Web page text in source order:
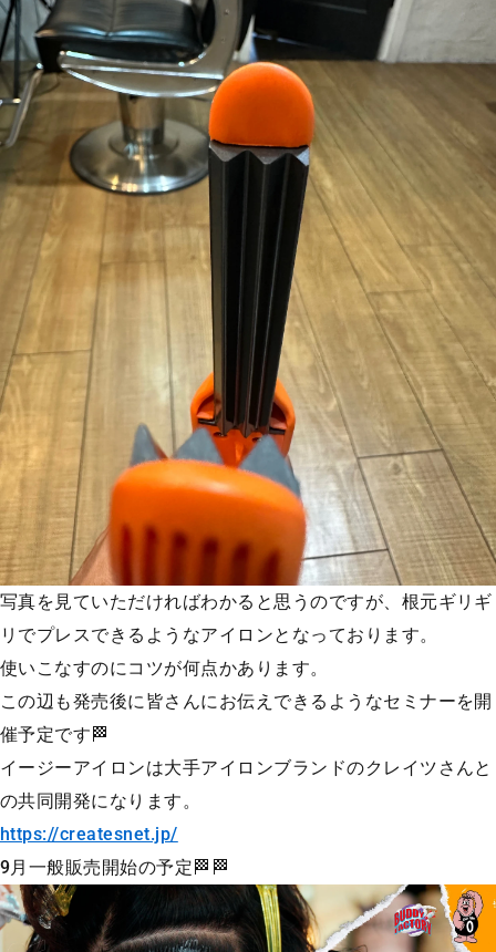
写真を見ていただければわかると思うのですが、根元ギリギ
リでプレスできるようなアイロンとなっております。
使いこなすのにコツが何点かあります。
この辺も発売後に皆さんにお伝えできるようなセミナーを開
催予定です🏁
イージーアイロンは大手アイロンブランドのクレイツさんと
の共同開発になります。
https://createsnet.jp/
9月一般販売開始の予定🏁🏁